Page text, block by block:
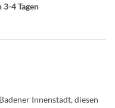
4 Tagen
Innenstadt, diesen